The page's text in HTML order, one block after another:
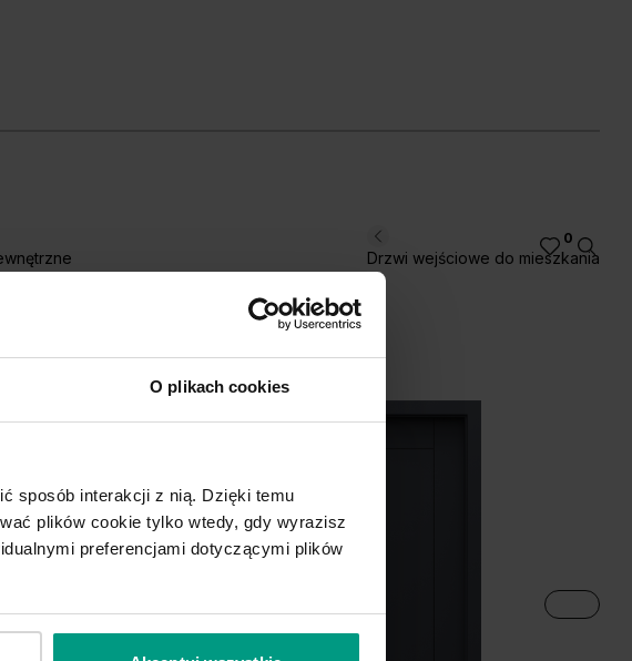
O plikach cookies
sposób interakcji z nią. Dzięki temu
plików cookie tylko wtedy, gdy wyrazisz
preferencjami dotyczącymi plików
Drzwi wejściowe do mieszkania
0